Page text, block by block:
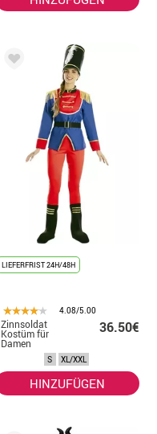
LIEFERFRIST 24H/48H
4.08/5.00
Zinnsoldat
Kostüm für
Damen
36.50€
S XL/XXL
HINZUFÜGEN